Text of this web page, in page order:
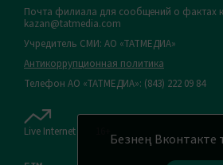
Безнең Вконтакте
Почта филиала для сообщений о фактах
kazan@tatmedia.com
Учредитель СМИ: АО «ТАТМЕДИА»
Антикоррупционная политика
Телефон АО «ТАТМЕДИА»: (843) 222 09 84
Live Internet